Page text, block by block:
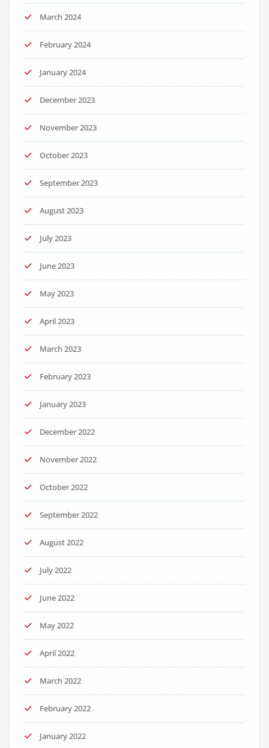
March 2024
February 2024
January 2024
December 2023
November 2023
October 2023
September 2023
August 2023
July 2023
June 2023
May 2023
April 2023
March 2023
February 2023
January 2023
December 2022
November 2022
October 2022
September 2022
August 2022
July 2022
June 2022
May 2022
April 2022
March 2022
February 2022
January 2022